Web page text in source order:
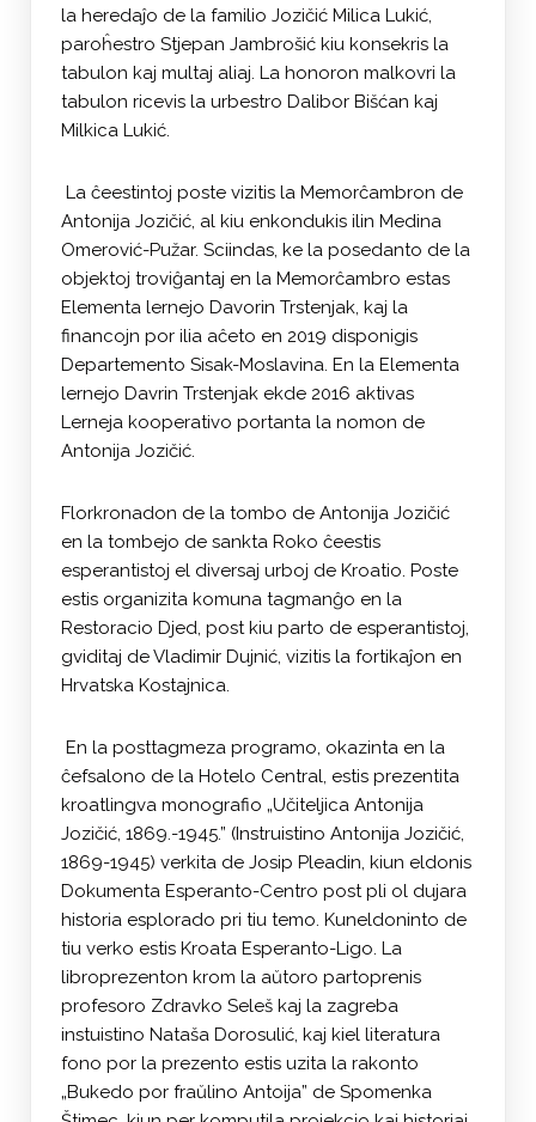
la heredaĵo de la familio Jozičić Milica Lukić,
paroĥestro Stjepan Jambrošić kiu konsekris la
tabulon kaj multaj aliaj. La honoron malkovri la
tabulon ricevis la urbestro Dalibor Bišćan kaj
Milkica Lukić.
La ĉeestintoj poste vizitis la Memorĉambron de
Antonija Jozičić, al kiu enkondukis ilin Medina
Omerović-Pužar. Sciindas, ke la posedanto de la
objektoj troviĝantaj en la Memorĉambro estas
Elementa lernejo Davorin Trstenjak, kaj la
financojn por ilia aĉeto en 2019 disponigis
Departemento Sisak-Moslavina. En la Elementa
lernejo Davrin Trstenjak ekde 2016 aktivas
Lerneja kooperativo portanta la nomon de
Antonija Jozičić.
Florkronadon de la tombo de Antonija Jozičić
en la tombejo de sankta Roko ĉeestis
esperantistoj el diversaj urboj de Kroatio. Poste
estis organizita komuna tagmanĝo en la
Restoracio Djed, post kiu parto de esperantistoj,
gviditaj de Vladimir Dujnić, vizitis la fortikaĵon en
Hrvatska Kostajnica.
En la posttagmeza programo, okazinta en la
ĉefsalono de la Hotelo Central, estis prezentita
kroatlingva monografio „Učiteljica Antonija
Jozičić, 1869.-1945.” (Instruistino Antonija Jozičić,
1869-1945) verkita de Josip Pleadin, kiun eldonis
Dokumenta Esperanto-Centro post pli ol dujara
historia esplorado pri tiu temo. Kuneldoninto de
tiu verko estis Kroata Esperanto-Ligo. La
libroprezenton krom la aŭtoro partoprenis
profesoro Zdravko Seleš kaj la zagreba
instuistino Nataša Dorosulić, kaj kiel literatura
fono por la prezento estis uzita la rakonto
„Bukedo por fraŭlino Antoija” de Spomenka